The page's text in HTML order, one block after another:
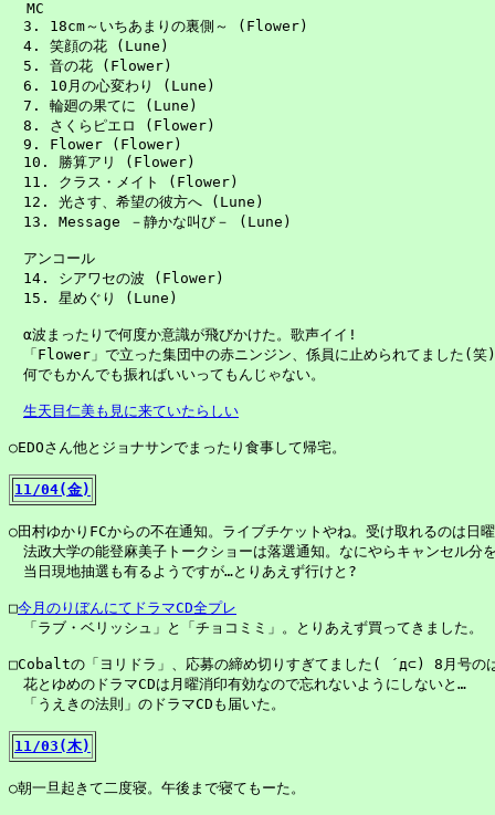
  MC
3. 18cm～いちあまりの裏側～ (Flower)
4. 笑顔の花 (Lune)
5. 音の花 (Flower)
6. 10月の心変わり (Lune)
7. 輪廻の果てに (Lune)
8. さくらピエロ (Flower)
9. Flower (Flower)
10. 勝算アリ (Flower)
11. クラス・メイト (Flower)
12. 光さす、希望の彼方へ (Lune)
13. Message －静かな叫び－ (Lune)
アンコール
14. シアワセの波 (Flower)
15. 星めぐり (Lune)
α波まったりで何度か意識が飛びかけた。歌声イイ!
「Flower」で立った集団中の赤ニンジン、係員に止められてました(笑)
何でもかんでも振ればいいってもんじゃない。
生天目仁美も見に来ていたらしい
○EDOさん他とジョナサンでまったり食事して帰宅。
11/04(金)
○田村ゆかりFCからの不在通知。ライブチケットやね。受け取れるのは日
法政大学の能登麻美子トークショーは落選通知。なにやらキャンセル分
当日現地抽選も有るようですが…とりあえず行けと?
□今月のりぼんにてドラマCD全プレ
「ラブ・ベリッシュ」と「チョコミミ」。とりあえず買ってきました。
□Cobaltの「ヨリドラ」、応募の締め切りすぎてました( ´д⊂) 8月号の
花とゆめのドラマCDは月曜消印有効なので忘れないようにしないと…
「うえきの法則」のドラマCDも届いた。
11/03(木)
○朝一旦起きて二度寝。午後まで寝てもーた。